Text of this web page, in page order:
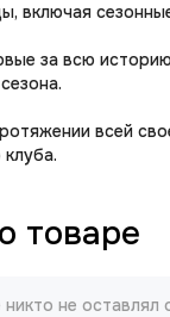
включая
за всю
всей
товаре
не